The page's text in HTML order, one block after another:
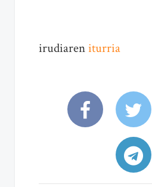
irudiareniturria